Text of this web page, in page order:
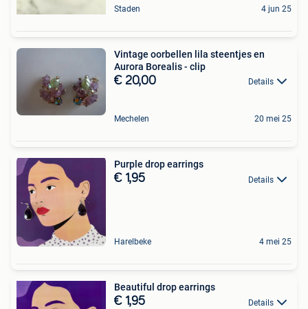
Staden 4 jun 25
Vintage oorbellen lila steentjes en
Aurora Borealis - clip
€ 20,00 Details
Mechelen 20 mei 25
Purple drop earrings
€ 1,95 Details
Harelbeke 4 mei 25
Beautiful drop earrings
€ 1,95 Details